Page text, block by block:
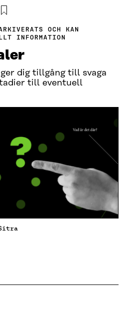
OCH KAN
INFORMATION
dig tillgång till svaga
till eventuell